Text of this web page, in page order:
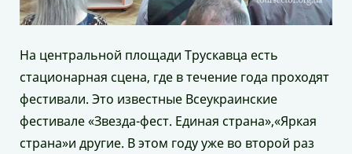
На центральной площади Трускавца есть
стационарная сцена, где в течение года проходят
фестивали. Это известные Всеукраинские
фестивале «Звезда-фест. Единая страна»,«Яркая
страна»и другие. В этом году уже во второй раз